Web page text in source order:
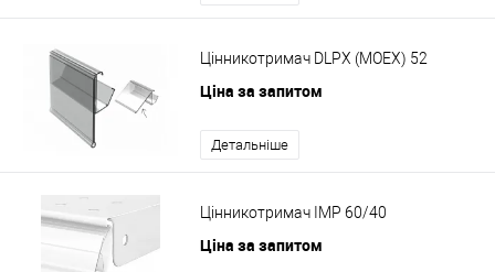
Цінникотримач DLPX (MOEX) 52
Ціна за запитом
Детальніше
Цінникотримач IMP 60/40
Ціна за запитом